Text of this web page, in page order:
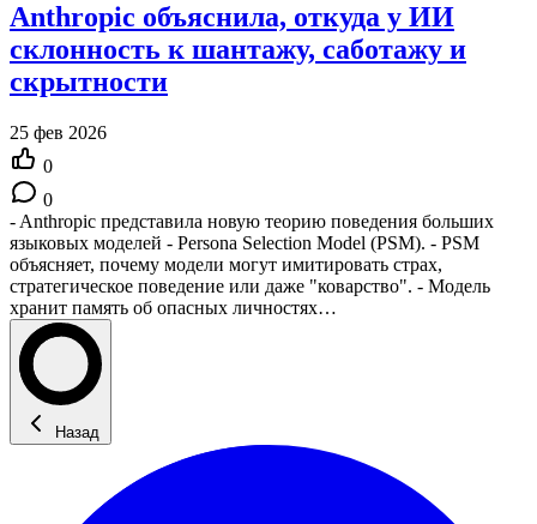
Anthropic объяснила, откуда у ИИ
склонность к шантажу, саботажу и
скрытности
25 фев 2026
0
0
- Anthropic представила новую теорию поведения больших
языковых моделей - Persona Selection Model (PSM). - PSM
объясняет, почему модели могут имитировать страх,
стратегическое поведение или даже "коварство". - Модель
хранит память об опасных личностях…
Назад